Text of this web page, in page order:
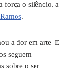
força o silêncio, a
.
a dor em arte. E
seguem
sobre o ser